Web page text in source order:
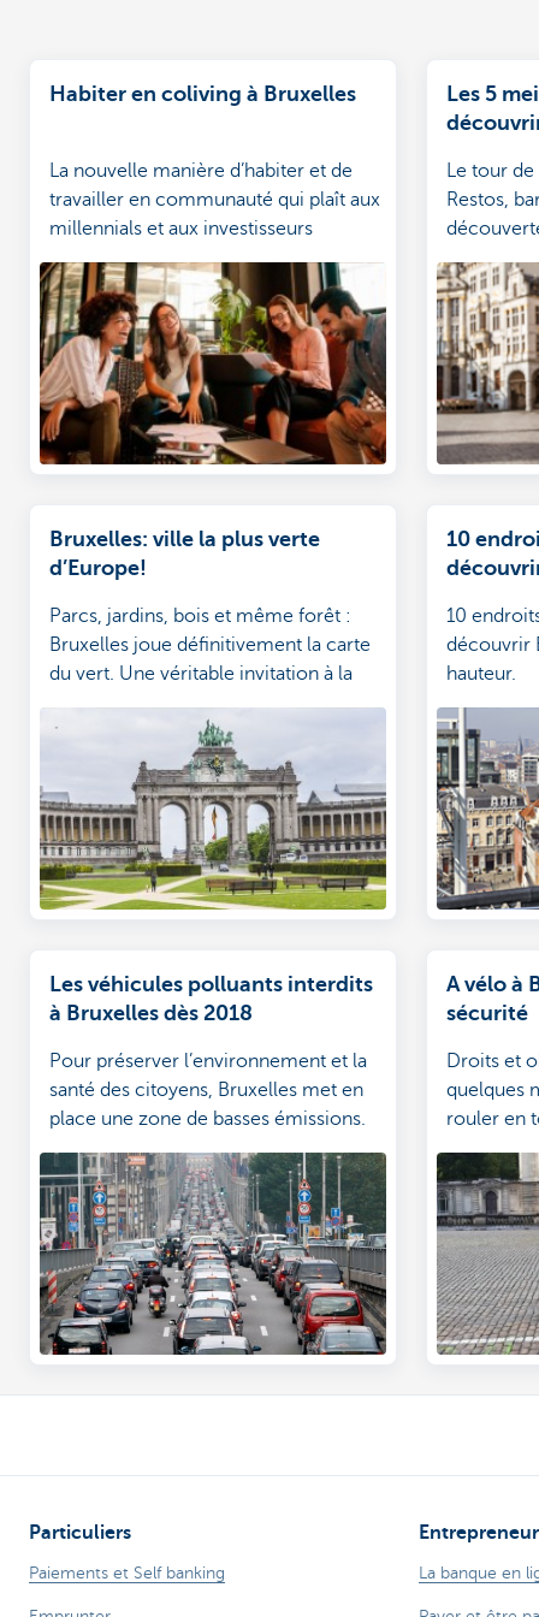
Habiter en coliving à Bruxelles
La nouvelle manière d’habiter et de
travailler en communauté qui plaît aux
millennials et aux investisseurs
immobiliers!
Les 5
Le tour
Restos,
capitale
dévoilés.
Bruxelles: ville la plus verte
d’Europe!
Parcs, jardins, bois et même forêt :
Bruxelles joue définitivement la carte
du vert. Une véritable invitation à la
balade.
10
10
découvrir
hauteur.
Les véhicules polluants interdits
à Bruxelles dès 2018
Pour préserver l’environnement et la
santé des citoyens, Bruxelles met en
place une zone de basses émissions.
Qui est concerné ?
A vélo à
sécurité
Droits et
quelques
rouler en
Particuliers
Paiements et Self banking La banque en